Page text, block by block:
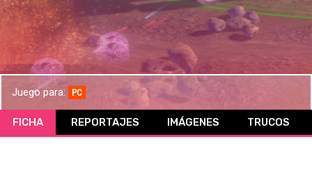
REPORTAJES
TRUCOS OCIO
CINE
CÓMICS
E3
Juego para: PC
FICHA REPORTAJES IMÁGENES TRUCOS